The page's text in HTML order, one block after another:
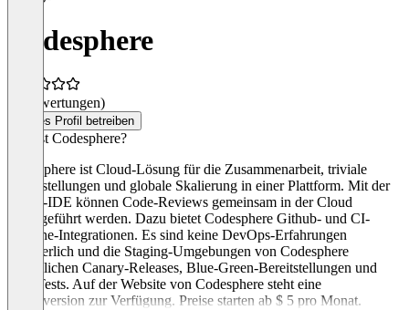
Codesphere
(0 Bewertungen)
Dieses Profil betreiben
Was ist Codesphere?
Codesphere ist Cloud-Lösung für die Zusammenarbeit, triviale
Bereitstellungen und globale Skalierung in einer Plattform. Mit der
Cloud-IDE können Code-Reviews gemeinsam in der Cloud
durchgeführt werden. Dazu bietet Codesphere Github- und CI-
Pipeline-Integrationen. Es sind keine DevOps-Erfahrungen
erforderlich und die Staging-Umgebungen von Codesphere
ermöglichen Canary-Releases, Blue-Green-Bereitstellungen und
A/B-Tests. Auf der Website von Codesphere steht eine
Demoversion zur Verfügung. Preise starten ab $ 5 pro Monat.